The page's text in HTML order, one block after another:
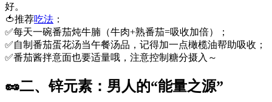
好。
🍅推荐吃法 ：
✅每天一碗番茄炖牛腩（牛肉+熟番茄=吸收加倍）；
✅自制番茄蛋花汤当午餐汤品，记得加一点橄榄油帮助吸收；
✅番茄酱拌意面也要适量哦，注意控制糖分摄入～
🥜二、锌元素：男人的“能量之源”